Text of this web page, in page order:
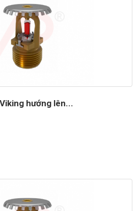
hướng lên...